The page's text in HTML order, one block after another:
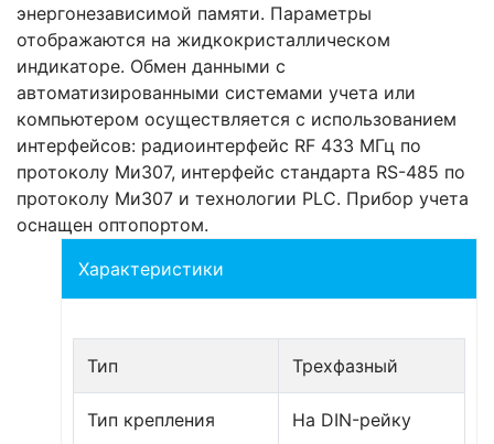
энергонезависимой памяти. Параметры
отображаются на жидкокристаллическом
индикаторе. Обмен данными с
автоматизированными системами учета или
компьютером осуществляется с использованием
интерфейсов: радиоинтерфейс RF 433 МГц по
протоколу Ми307, интерфейс стандарта RS-485 по
протоколу Ми307 и технологии PLC. Прибор учета
оснащен оптопортом.
Характеристики
Тип Трехфазный
Тип крепления На DIN-рейку